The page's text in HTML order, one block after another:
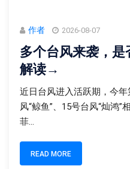
作者 2026-08-07
多个台风来袭，
解读→
近日台风进入活跃期，今年
风“鲸鱼”、15号台风“灿鸿”
菲...
READ MORE